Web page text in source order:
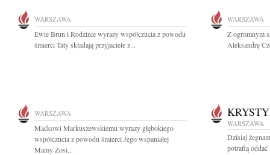
WARSZAWA
Ewie Brun i Rodzinie wyrazy współczucia z powodu
śmierci Taty składają przyjaciele z...
WARSZAWA
Z ogromnym
Aleksandrę
WARSZAWA
Maćkowi Markuszewskiemu wyrazy głębokiego
współczucia z powodu śmierci Jego wspaniałej
Mamy Zosi...
WARSZAWA
Dzisiaj
potrafią